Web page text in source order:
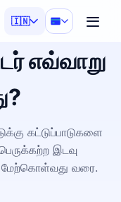
🇮🇳
எவ்வாறு
கட்டுப்பாடுகளை
இடவு
மேற்கொள்வது வரை.